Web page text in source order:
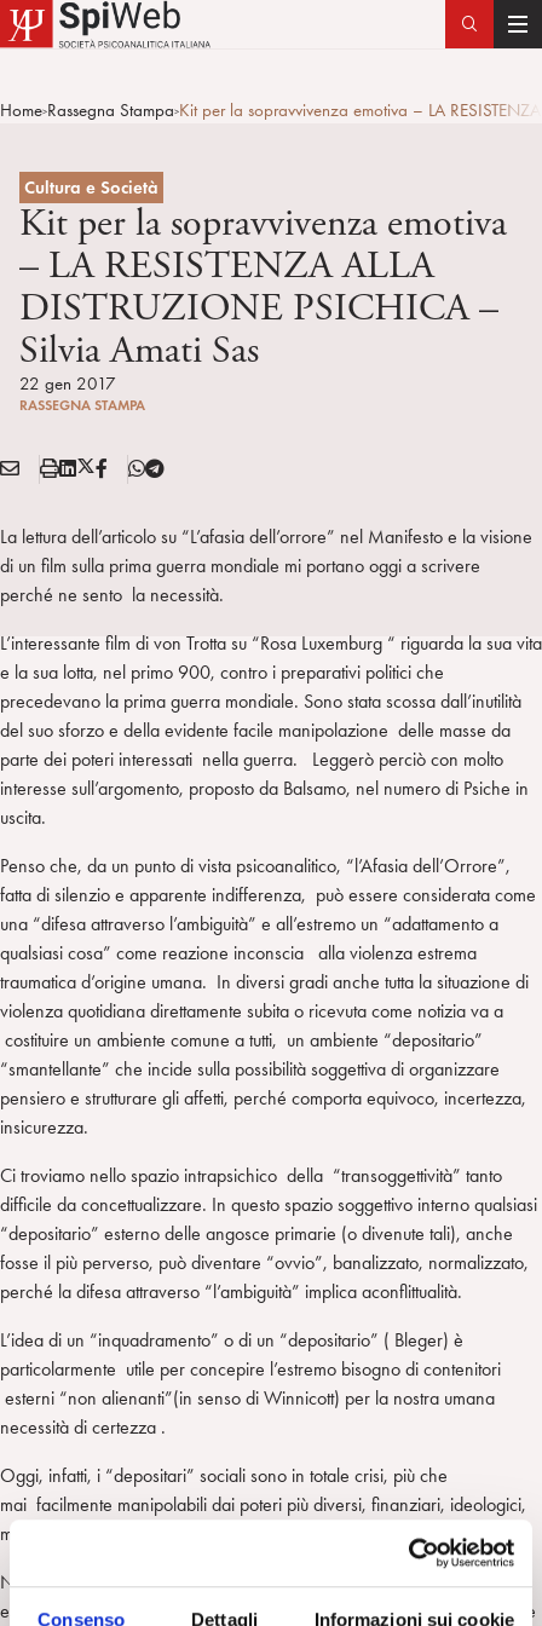
Consenso Dettagli Informazioni sui cookie
T
g
Home>Rassegna Stampa>Kit per la sopravvivenza emotiva – LA
Cultura e Società
Kit per la sopravvivenza emotiva
– LA RESISTENZA ALLA
DISTRUZIONE PSICHICA –
Silvia Amati Sas
22 gen 2017
RASSEGNA STAMPA
Condividi:
E
A
S
m
p
L
i
n
X
T
t
e
r
F
T
l
a
m
La lettura dell’articolo su “L’afasia dell’orrore” nel Manifesto e la visione
di un film sulla prima guerra mondiale mi portano oggi a scrivere
perché ne sento la necessità.
L’interessante film di von Trotta su “Rosa Luxemburg “ riguarda la sua vita
e la sua lotta, nel primo 900, contro i preparativi politici che
precedevano la prima guerra mondiale. Sono stata scossa dall’inutilità
del suo sforzo e della evidente facile manipolazione delle masse da
parte dei poteri interessati nella guerra. Leggerò perciò con molto
interesse sull’argomento, proposto da Balsamo, nel numero di Psiche in
uscita.
Penso che, da un punto di vista psicoanalitico, “l’Afasia dell’Orrore”,
fatta di silenzio e apparente indifferenza, può essere considerata come
una “difesa attraverso l’ambiguità” e all’estremo un “adattamento a
qualsiasi cosa” come reazione inconscia alla violenza estrema
traumatica d’origine umana. In diversi gradi anche tutta la situazione di
violenza quotidiana direttamente subita o ricevuta come notizia va a
costituire un ambiente comune a tutti, un ambiente “depositario”
“smantellante” che incide sulla possibilità soggettiva di organizzare
pensiero e strutturare gli affetti, perché comporta equivoco, incertezza,
insicurezza.
Ci troviamo nello spazio intrapsichico della “transoggettività” tanto
difficile da concettualizzare. In questo spazio soggettivo interno qualsiasi
“depositario” esterno delle angosce primarie (o divenute tali), anche
fosse il più perverso, può diventare “ovvio”, banalizzato, normalizzato,
perché la difesa attraverso “l’ambiguità” implica aconflittualità.
L’idea di un “inquadramento” o di un “depositario” ( Bleger) è
particolarmente utile per concepire l’estremo bisogno di contenitori
esterni “non alienanti”(in senso di Winnicott) per la nostra umana
necessità di certezza .
Oggi, infatti, i “depositari” sociali sono in totale crisi, più che
mai facilmente manipolabili dai poteri più diversi, finanziari, ideologici,
mafiosi…
Nella mia esperienza di lavoro psicoanalitico con reduci da situazioni
estreme (tortura, campi di concentramento) ho avuto bisogno di trovare